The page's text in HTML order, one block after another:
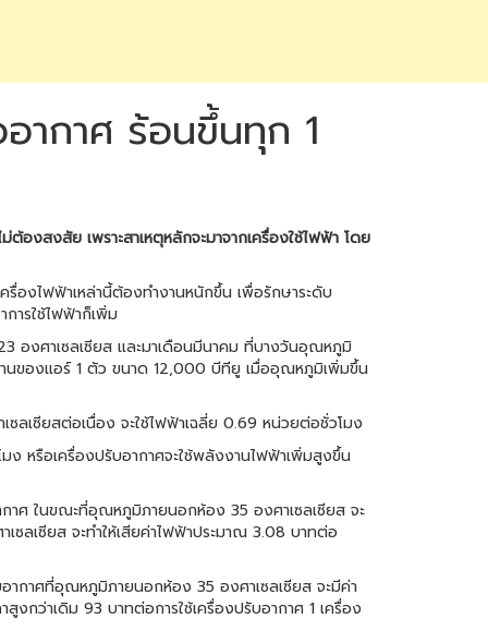
อากาศ ​ร้อนขึ้นทุก 1
งสงสัย เพราะสาเหตุหลักจะมาจากเครื่องใช้ไฟฟ้า โดย
รื่องไฟฟ้าเหล่านี้ต้องทำงานหนักขึ้น เพื่อรักษาระดับ
ารใช้ไฟฟ้าก็เพิ่ม
องศาเซลเซียส และมาเดือนมีนาคม ที่บางวันอุณหภูมิ
นของแอร์ 1 ตัว ขนาด 12,000 บีทียู เมื่ออุณหภูมิเพิ่มขึ้น
เซียสต่อเนื่อง จะใช้ไฟฟ้าเฉลี่ย 0.69 หน่วยต่อชั่วโมง
หรือเครื่องปรับอากาศจะใช้พลังงานไฟฟ้าเพิ่มสูงขึ้น
าศ ในขณะที่อุณหภูมิภายนอกห้อง 35 องศาเซลเซียส จะ
ลเซียส จะทำให้เสียค่าไฟฟ้าประมาณ 3.08 บาทต่อ
ากาศที่อุณหภูมิภายนอกห้อง 35 องศาเซลเซียส จะมีค่า
กว่าเดิม 93 บาทต่อการใช้เครื่องปรับอากาศ 1 เครื่อง